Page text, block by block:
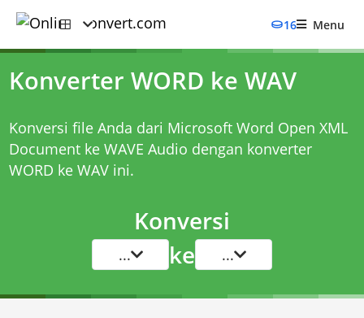
16 Menu
Konverter WORD ke WAV
Konversi file Anda dari Microsoft Word Open XML
Document ke WAVE Audio dengan konverter
WORD ke WAVini.
Konversi
... ke ...